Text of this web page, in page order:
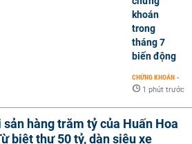
khoán
trong
tháng 7
biến động
CHỨNG KHOÁN -
1 phút trước
sản hàng trăm tỷ của Huấn Hoa
biệt thự 50 tỷ, dàn siêu xe